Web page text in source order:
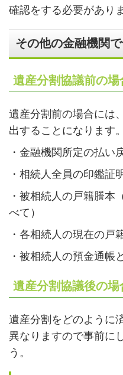
確認をする必要があり
その他の金融機関
遺産分割協議前の場
遺産分割前の場合には
出することになります。
・金融機関所定の払い
・相続人全員の印鑑証
・被相続人の戸籍謄本
べて）
・各相続人の現在の戸
・被相続人の預金通帳
遺産分割協議後の場
遺産分割をどのように
異なりますので事前に
う。